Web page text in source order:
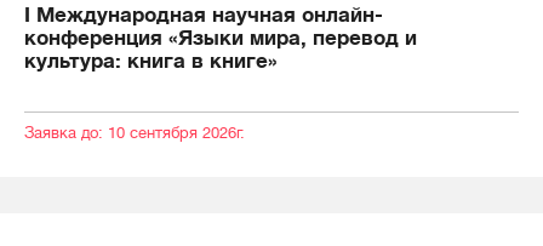
I Международная научная онлайн-
конференция «Языки мира, перевод и
культура: книга в книге»
Заявка до: 10 сентября 2026г.